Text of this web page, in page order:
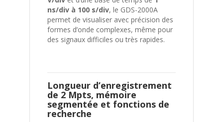
ns/div à 100 s/div, le GDS-2000A
permet de visualiser avec précision des
formes d’onde complexes, même pour
des signaux difficiles ou très rapides.
Longueur d’enregistrement
de 2 Mpts, mémoire
segmentée et fonctions de
recherche